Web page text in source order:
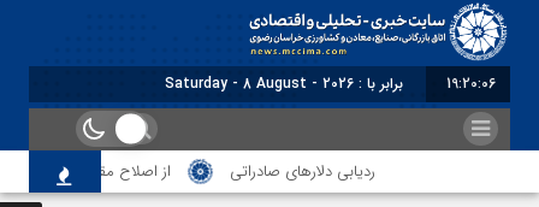
19:20:08 برابر با : Saturday - 8 August - 2026
ردیابی دلارهای صادراتی از اصلاح مقررات بانکی و ارزی تا